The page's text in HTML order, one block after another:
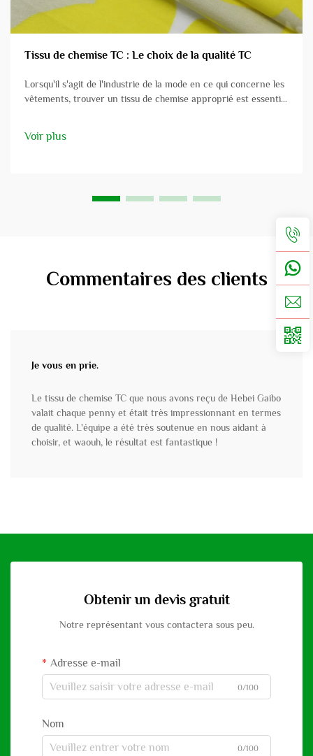
Tissu de chemise TC : Le choix de la qualité TC
Lorsqu'il s'agit de l'industrie de la mode en ce qui concerne les
vêtements, trouver un tissu de chemise approprié est essentiel
polyester et de coton. ...
Voir plus
Commentaires des clients
Je vous en prie.
Le tissu de chemise TC que nous avons reçu de Hebei Gaibo
valait chaque penny et était très impressionnant en termes
de qualité. L'équipe a été très soutenue en nous aidant à
choisir, et waouh, le résultat est fantastique !
Obtenir un devis gratuit
Notre représentant vous contactera sous peu.
Adresse e-mail
0/100
Nom
0/100